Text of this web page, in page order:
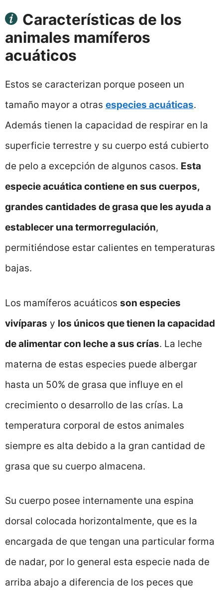
Características de los
animales mamíferos
acuáticos
Estos se caracterizan porque poseen un
tamaño mayor a otras especies acuáticas.
Además tienen la capacidad de respirar en la
superficie terrestre y su cuerpo está cubierto
de pelo a excepción de algunos casos. Esta
especie acuática contiene en sus cuerpos,
grandes cantidades de grasa que les ayuda a
establecer una termorregulación,
permitiéndose estar calientes en temperaturas
bajas.
Los mamíferos acuáticos son especies
vivíparas y los únicos que tienen la capacidad
de alimentar con leche a sus crías. La leche
materna de estas especies puede albergar
hasta un 50% de grasa que influye en el
crecimiento o desarrollo de las crías. La
temperatura corporal de estos animales
siempre es alta debido a la gran cantidad de
grasa que su cuerpo almacena.
Su cuerpo posee internamente una espina
dorsal colocada horizontalmente, que es la
encargada de que tengan una particular forma
de nadar, por lo general esta especie nada de
arriba abajo a diferencia de los peces que